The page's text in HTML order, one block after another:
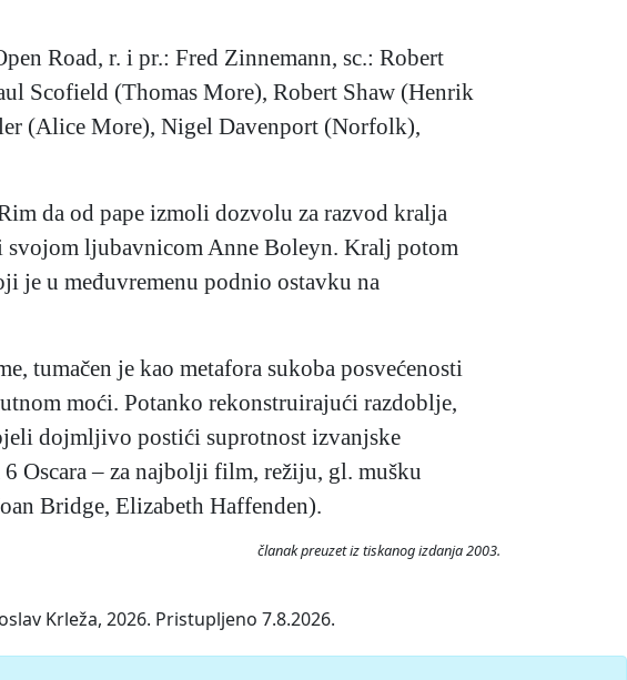
Road, r. i pr.: Fred Zinnemann, sc.: Robert
Scofield (Thomas More), Robert Shaw (Henrik
(Alice More), Nigel Davenport (Norfolk),
da od pape izmoli dozvolu za razvod kralja
svojom ljubavnicom Anne Boleyn. Kralj potom
je u međuvremenu podnio ostavku na
tumačen je kao metafora sukoba posvećenosti
moći. Potanko rekonstruirajući razdoblje,
dojmljivo postići suprotnost izvanjske
Oscara – za najbolji film, režiju, gl. mušku
Bridge, Elizabeth Haffenden).
članak preuzet iz tiskanog izdanja 2003.
Krleža, 2026. Pristupljeno 7.8.2026.